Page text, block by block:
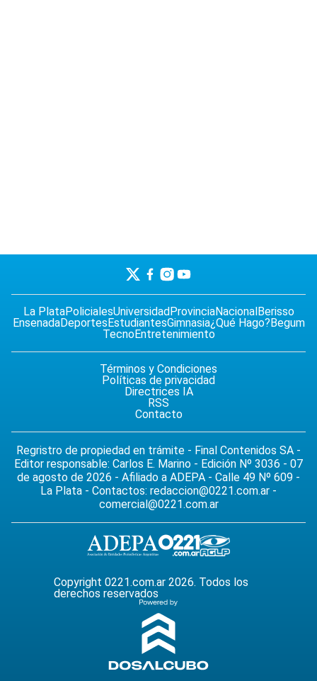
La PlataPolicialesUniversidad ProvinciaNacional Berisso
EnsenadaDeportes EstudiantesGimnasia¿Qué Hago? Begum
TecnoEntretenimiento
Términos y Condiciones
Políticas de privacidad
Directrices IA
RSS
Contacto
Regristro de propiedad en trámite - Final Contenidos SA -
Editor responsable: Carlos E. Marino - Edición Nº 3036 - 07
de agosto de 2026 - Afiliado a ADEPA - Calle 49 Nº 609 -
La Plata - Contactos: redaccion@0221.com.ar -
comercial@0221.com.ar
Copyright 0221.com.ar 2026. Todos los
derechos reservados